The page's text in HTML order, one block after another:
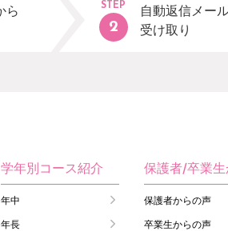
ら
STEP
自動返信メー
受け取り
学年別コース紹介
年中
年長
保護者/卒業
保護者からの声
卒業生からの声